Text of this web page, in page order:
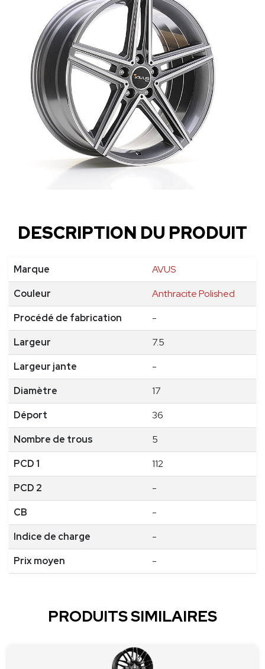
DESCRIPTION DU PRODUIT
Marque
AVUS
Couleur
Anthracite Polished
Procédé de fabrication
-
Largeur
7.5
Largeur jante
-
Diamètre
17
Déport
36
Nombre de trous
5
PCD 1
112
PCD 2
-
CB
-
Indice de charge
-
Prix moyen
-
PRODUITS SIMILAIRES